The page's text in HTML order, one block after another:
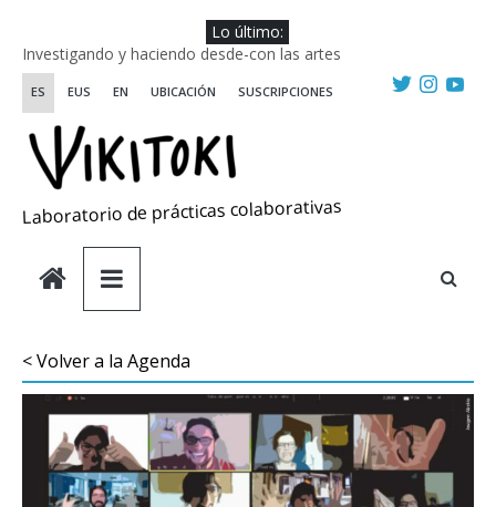
contenido
Lo último:
Investigando y haciendo desde-con las artes
Wikiriki 2025 ::: Residencias seleccionadas
creación 2025
Escuela de Prácticas Transformadoras
Una visión sistémica y saludable de las emociones
ES EUS EN UBICACIÓN SUSCRIPCIONES
Laboratorio de prácticas colaborativas
< Volver a la Agenda